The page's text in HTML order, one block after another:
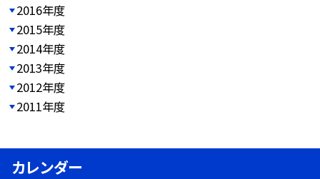
2016年度
2015年度
2014年度
2013年度
2012年度
2011年度
カレンダー